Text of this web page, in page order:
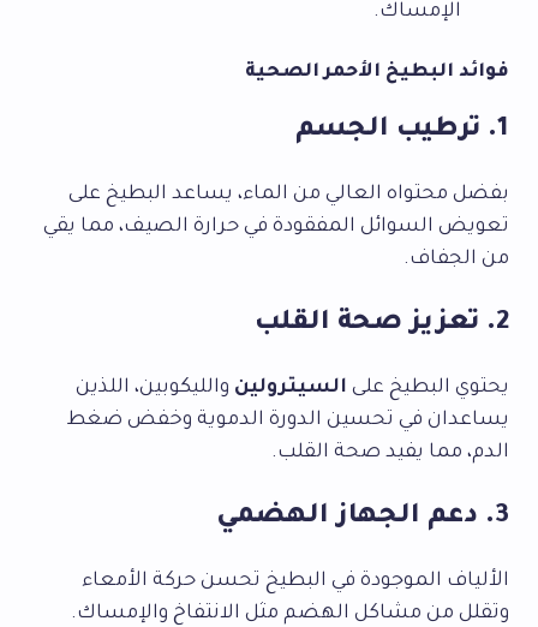
الإمساك.
فوائد البطيخ الأحمر الصحية
1. ترطيب الجسم
بفضل محتواه العالي من الماء، يساعد البطيخ على
تعويض السوائل المفقودة في حرارة الصيف، مما يقي
من الجفاف.
2. تعزيز صحة القلب
يحتوي البطيخ على السيترولين والليكوبين، اللذين
يساعدان في تحسين الدورة الدموية وخفض ضغط
الدم، مما يفيد صحة القلب.
3. دعم الجهاز الهضمي
الألياف الموجودة في البطيخ تحسن حركة الأمعاء
وتقلل من مشاكل الهضم مثل الانتفاخ والإمساك.